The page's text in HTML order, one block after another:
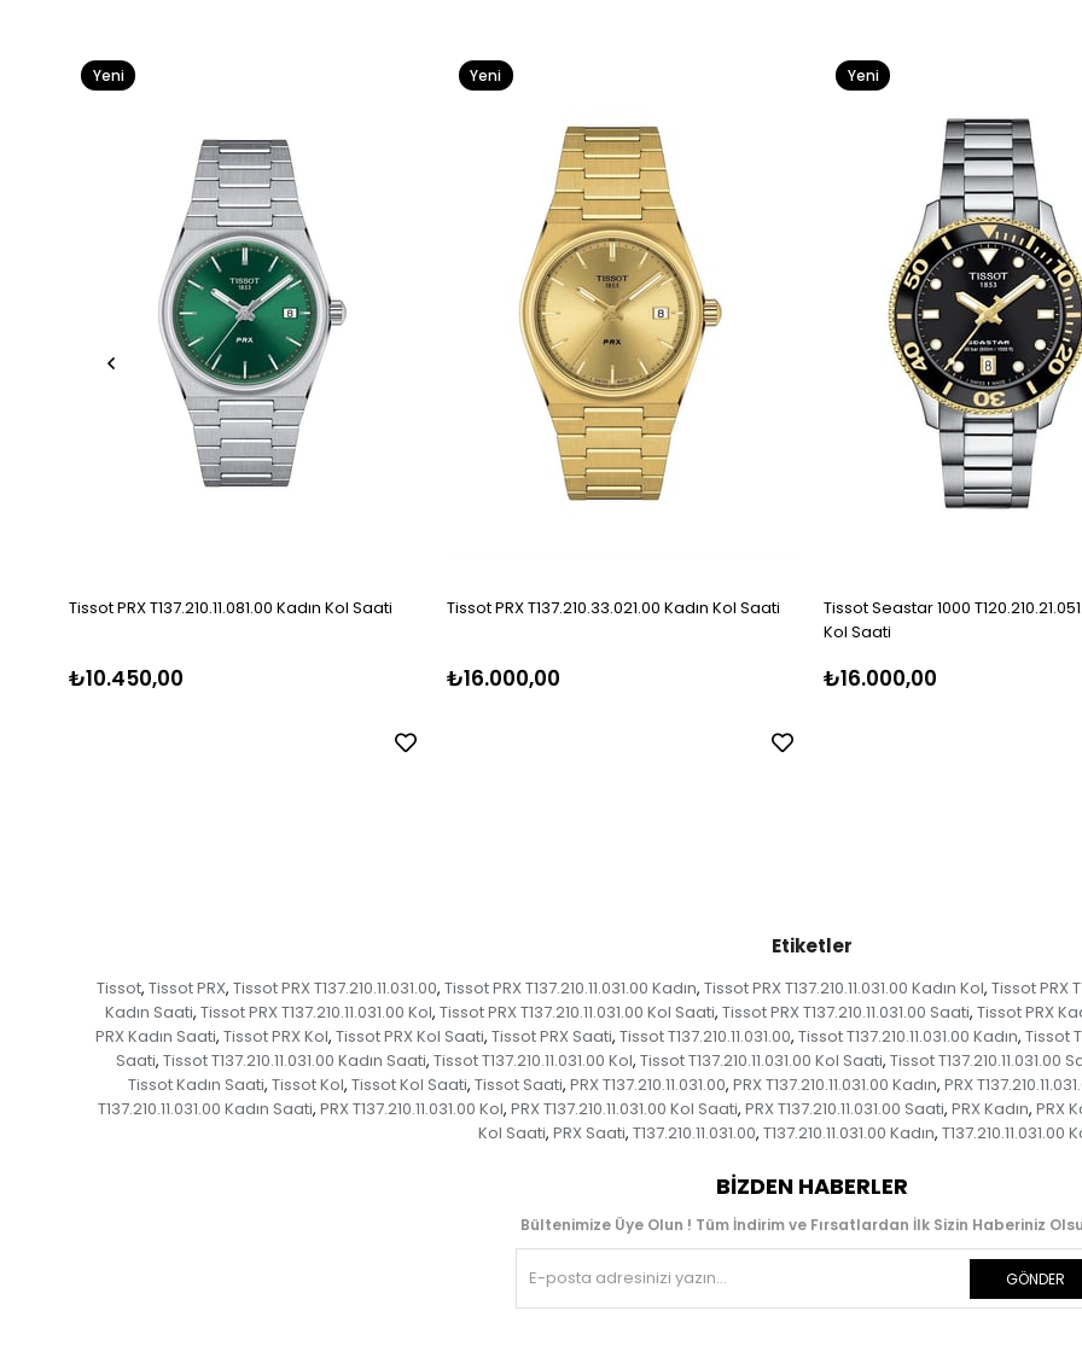
Tissot PRX T137.210.11.081.00 Kadın Kol Saati
₺10.450,00
Yeni
Tissot PRX T137.210.33.021.00 Kadın Kol Saati
₺16.000,00
Yeni
Tissot Seastar 1000
Kol Saati
₺16.000,00
Yeni
Etiketler
Tissot, Tissot PRX, Tissot PRX T137.210.11.031.00, Tissot PRX T137.210.11.031.00 Kadın, Tissot PRX T137.210.11.031.00 Kadın Kol, Tissot PRX
Kadın Saati, Tissot PRX T137.210.11.031.00 Kol, Tissot PRX T137.210.11.031.00 Kol Saati, Tissot PRX T137.210.11.031.00 Saati, Tissot PRX
PRX Kadın Saati, Tissot PRX Kol, Tissot PRX Kol Saati, Tissot PRX Saati, Tissot T137.210.11.031.00, Tissot T137.210.11.031.00 Kadın, Tissot
Saati, Tissot T137.210.11.031.00 Kadın Saati, Tissot T137.210.11.031.00 Kol, Tissot T137.210.11.031.00 Kol Saati, Tissot T137.210.11.031.00
Tissot Kadın Saati, Tissot Kol, Tissot Kol Saati, Tissot Saati, PRX T137.210.11.031.00, PRX T137.210.11.031.00 Kadın, PRX
T137.210.11.031.00 Kadın Saati, PRX T137.210.11.031.00 Kol, PRX T137.210.11.031.00 Kol Saati, PRX T137.210.11.031.00 Saati, PRX Kadın, PRX
Kol Saati, PRX Saati, T137.210.11.031.00, T137.210.11.031.00 Kadın, T137.210.11.031.00
BIZDEN HABERLER
Bültenimize Üye Olun ! Tüm İndirim ve Fırsatlardan İlk Sizin Haberiniz
GÖNDER